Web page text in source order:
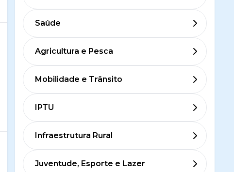
Saúde
Agricultura e Pesca
Mobilidade e Trânsito
IPTU
Infraestrutura Rural
Juventude, Esporte e Lazer